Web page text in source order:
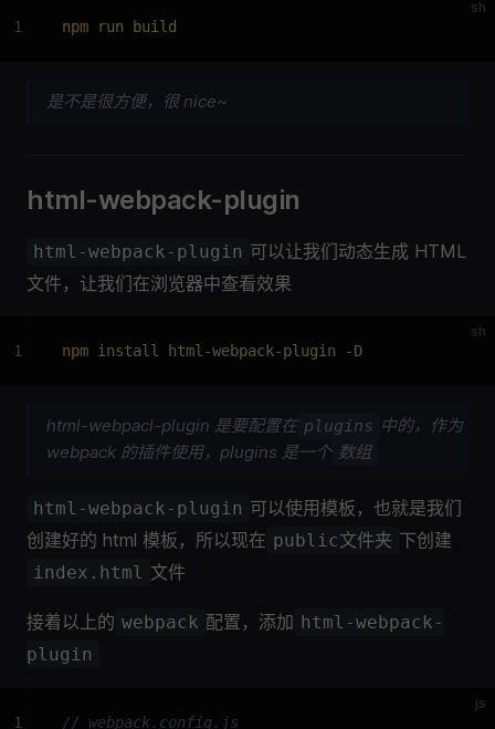
sh
npm run build
1
是不是很方便，很 nice~
html-webpack-plugin
html-webpack-plugin 可以让我们动态生成 HTML
文件，让我们在浏览器中查看效果
sh
npm install html-webpack-plugin -D
1
html-webpacl-plugin 是要配置在 plugins 中的，作为
webpack 的插件使用，plugins 是一个 数组
html-webpack-plugin 可以使用模板，也就是我们
创建好的 html 模板，所以现在 public文件夹 下创建
index.html 文件
接着以上的 webpack 配置，添加 html-webpack-
plugin
js
// webpack.config.js
1